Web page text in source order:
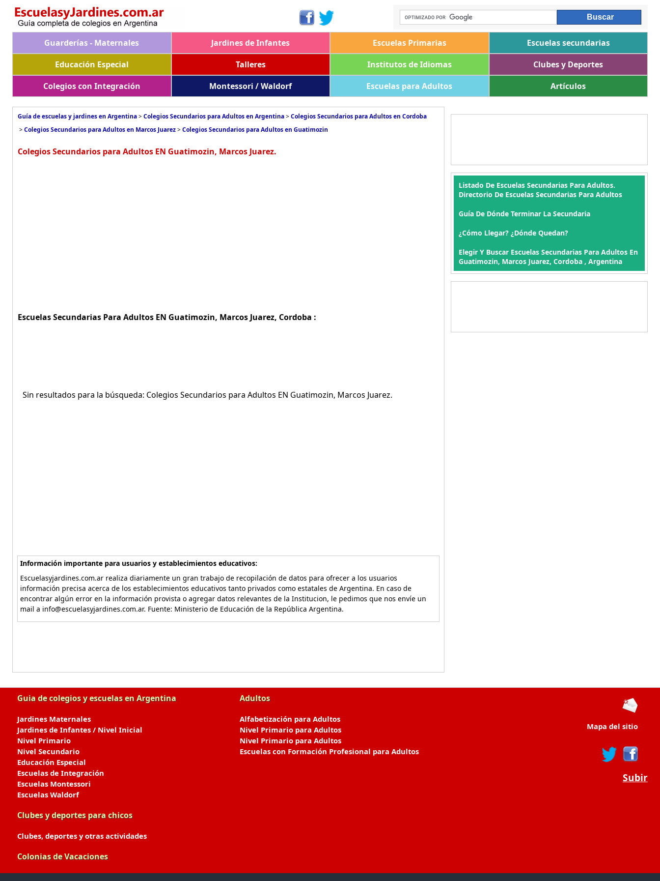
Guarderías - Maternales Jardines de Infantes Escuelas Primarias
Escuelas secundarias
Educación Especial
Talleres Institutos de Idiomas
Clubes y Deportes
Colegios con Integración
Montessori / Waldorf Escuelas para Adultos Artículos
Guía de escuelas y jardines en Argentina>Colegios Secundarios para Adultos en Argentina>Colegios Secundarios para Adultos en Cordoba
>Colegios Secundarios para Adultos en Marcos Juarez>Colegios Secundarios para Adultos en Guatimozin
Colegios Secundarios para Adultos EN Guatimozin, Marcos Juarez.
Escuelas Secundarias Para Adultos EN Guatimozin, Marcos Juarez, Cordoba :
Sin resultados para la búsqueda: Colegios Secundarios para Adultos EN Guatimozin, Marcos Juarez.
Información importante para usuarios y establecimientos educativos:
Escuelasyjardines.com.ar realiza diariamente un gran trabajo de recopilación de datos para ofrecer a los usuarios
información precisa acerca de los establecimientos educativos tanto privados como estatales de Argentina. En caso de
encontrar algún error en la información provista o agregar datos relevantes de la Institucion, le pedimos que nos envíe un
mail a info@escuelasyjardines.com.ar. Fuente: Ministerio de Educación de la República Argentina.
Listado De Escuelas Secundarias Para Adultos.
Directorio De Escuelas Secundarias Para Adultos
Guía De Dónde Terminar La Secundaria
¿Cómo Llegar? ¿Dónde Quedan?
Elegir Y Buscar Escuelas Secundarias Para Adultos En
Guatimozin, Marcos Juarez, Cordoba , Argentina
Guia de colegios y escuelas en Argentina
Jardines Maternales
Jardines de Infantes / Nivel Inicial
Nivel Primario
Nivel Secundario
Educación Especial
Escuelas de Integración
Escuelas Montessori
Escuelas Waldorf
Clubes y deportes para chicos
Clubes, deportes y otras actividades
Colonias de Vacaciones
Adultos
Alfabetización para Adultos
Nivel Primario para Adultos
Nivel Primario para Adultos
Escuelas con Formación Profesional para Adultos
Mapa del sitio
Subir